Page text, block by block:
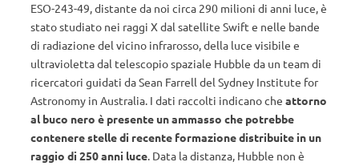
ESO-243-49, distante da noi circa 290 milioni di anni luce, è
stato studiato nei raggi X dal satellite Swift e nelle bande
di radiazione del vicino infrarosso, della luce visibile e
ultravioletta dal telescopio spaziale Hubble da un team di
ricercatori guidati da Sean Farrell del Sydney Institute for
Astronomy in Australia. I dati raccolti indicano che attorno
al buco nero è presente un ammasso che potrebbe
contenere stelle di recente formazione distribuite in un
raggio di 250 anni luce. Data la distanza, Hubble non è